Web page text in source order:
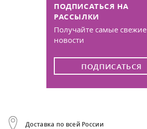
ПОДПИСАТЬСЯ НА
РАССЫЛКИ
Получайте самые свежие
новости
ПОДПИСАТЬСЯ
Доставка по всей России